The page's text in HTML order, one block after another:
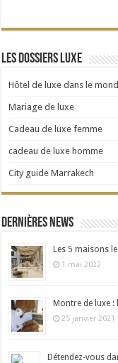
Les dossiers Luxe
Hôtel de luxe dans le
Mariage de luxe
Cadeau de luxe femme
cadeau de luxe homme
City guide Marrakech
Dernières news
Les 5 maisons
1 mai 2022
Montre de luxe :
25 janvier 2021
Détendez-vous